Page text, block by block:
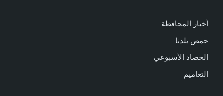
أخبار المحافظة
حمص بلدنا
الحصاد الأسبوعي
التعاميم